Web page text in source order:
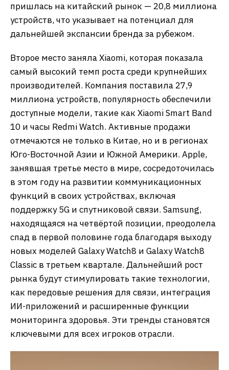
пришлась на китайский рынок — 20,8 миллиона
устройств, что указывает на потенциал для
дальнейшей экспансии бренда за рубежом.
Второе место заняла Xiaomi, которая показала
самый высокий темп роста среди крупнейших
производителей. Компания поставила 27,9
миллиона устройств, популярность обеспечили
доступные модели, такие как Xiaomi Smart Band
10 и часы Redmi Watch. Активные продажи
отмечаются не только в Китае, но и в регионах
Юго-Восточной Азии и Южной Америки. Apple,
занявшая третье место в мире, сосредоточилась
в этом году на развитии коммуникационных
функций в своих устройствах, включая
поддержку 5G и спутниковой связи. Samsung,
находящаяся на четвёртой позиции, преодолела
спад в первой половине года благодаря выходу
новых моделей Galaxy Watch8 и Galaxy Watch8
Classic в третьем квартале. Дальнейший рост
рынка будут стимулировать такие технологии,
как передовые решения для связи, интеграция
ИИ-приложений и расширенные функции
мониторинга здоровья. Эти тренды становятся
ключевыми для всех игроков отрасли.